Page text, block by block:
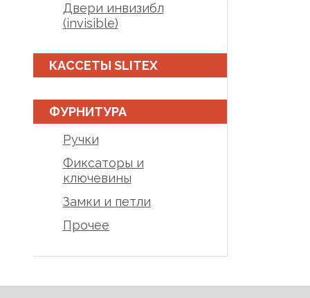
Двери инвизибл
(invisible)
КАССЕТЫ SLITEX
ФУРНИТУРА
Ручки
Фиксаторы и
ключевины
Замки и петли
Прочее